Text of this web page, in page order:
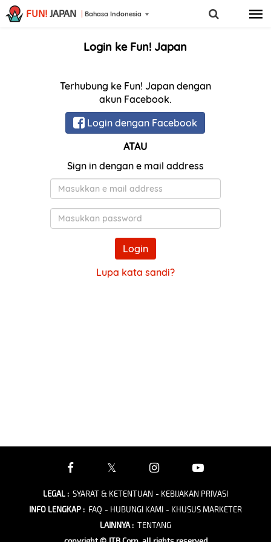
FUN! JAPAN Bahasa Indonesia
Login ke Fun! Japan
Terhubung ke Fun! Japan dengan
akun Facebook.
Login dengan Facebook
ATAU
Sign in dengan e mail address
E-
Mail
Kata
Sandi
Login
Lupa kata sandi?
LEGAL: SYARAT & KETENTUAN - KEBIJAKAN PRIVASI
INFO LENGKAP: FAQ - HUBUNGI KAMI - KHUSUS MARKETER
LAINNYA: TENTANG